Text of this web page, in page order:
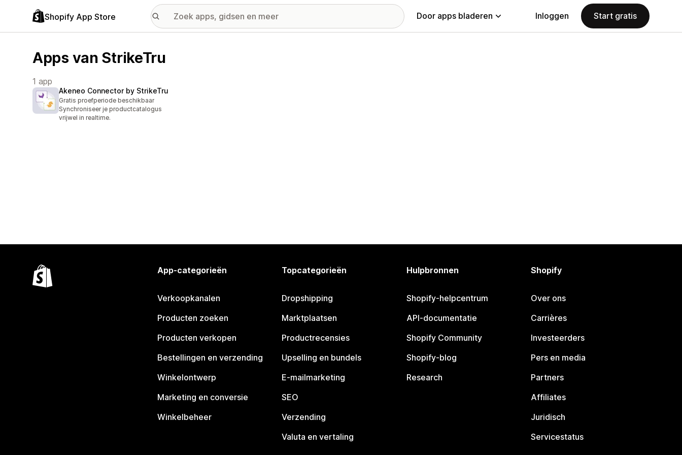
Shopify App Store Door apps bladeren Inloggen Start gratis
Apps van StrikeTru
1 app
Akeneo Connector by StrikeTru
Gratis proefperiode beschikbaar
Synchroniseer je productcatalogus
vrijwel in realtime.
App-categorieën
Verkoopkanalen
Producten zoeken
Producten verkopen
Bestellingen en verzending
Winkelontwerp
Marketing en conversie
Winkelbeheer
Topcategorieën
Dropshipping
Marktplaatsen
Productrecensies
Upselling en bundels
E-mailmarketing
SEO
Verzending
Valuta en vertaling
Hulpbronnen
Shopify-helpcentrum
API-documentatie
Shopify Community
Shopify-blog
Research
Shopify
Over ons
Carrières
Investeerders
Pers en media
Partners
Affiliates
Juridisch
Servicestatus